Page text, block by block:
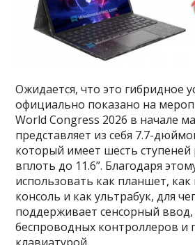
Ожидается, что это гибридное
официально показано на
World Congress 2026 в начале
представляет из себя 7.7-
который имеет шесть
вплоть до 11.6”. Благодаря
использовать как планшет,
консоль и как ультрабук, для
поддерживает сенсорный
беспроводных контроллеров и